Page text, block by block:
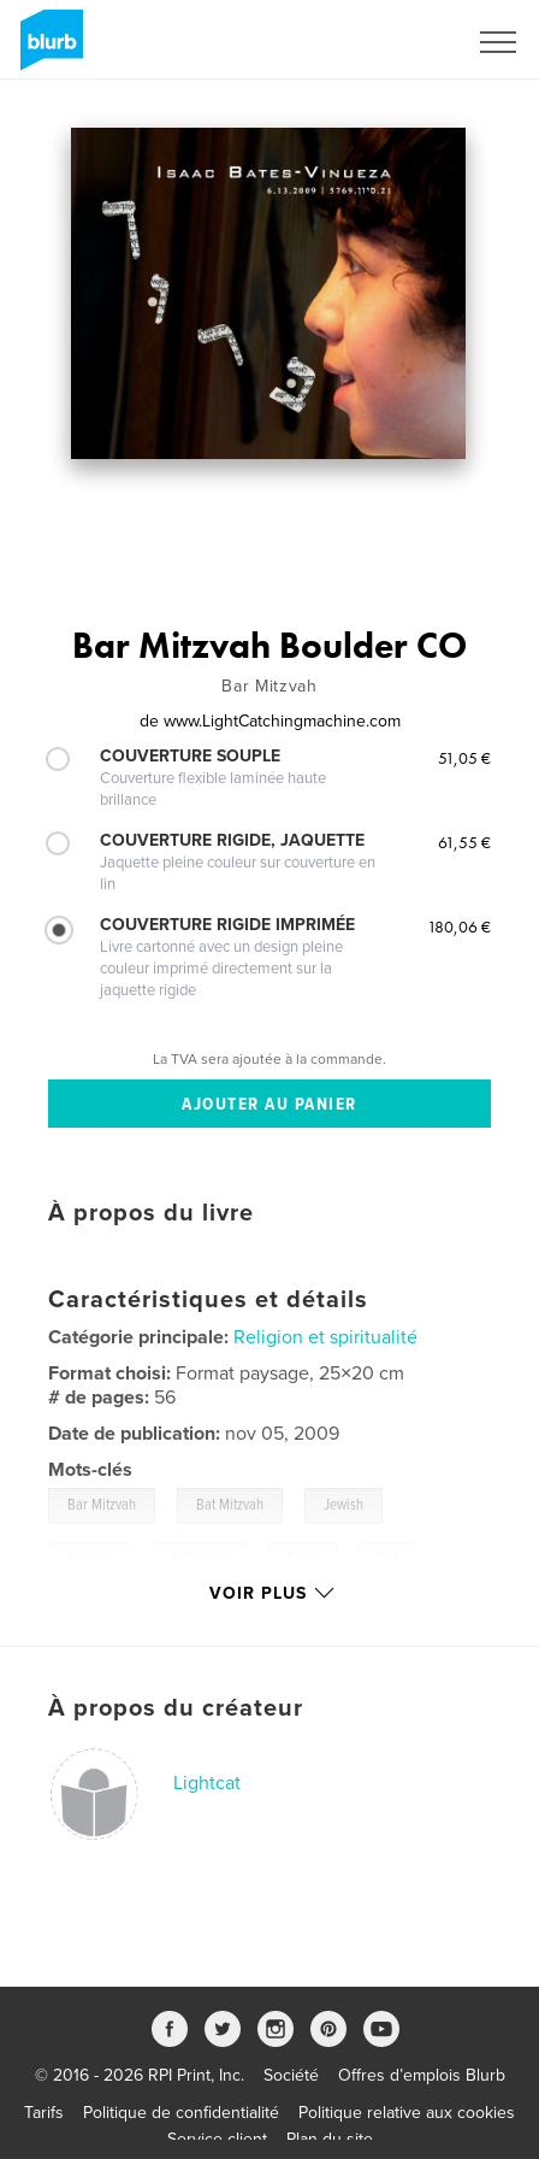
Bar Mitzvah Boulder CO
Bar Mitzvah
de www.LightCatchingmachine.com
COUVERTURE SOUPLE
Couverture flexible laminée haute
brillance
51,05 €
COUVERTURE RIGIDE, JAQUETTE
Jaquette pleine couleur sur couverture en
lin
61,55 €
COUVERTURE RIGIDE IMPRIMÉE
Livre cartonné avec un design pleine
couleur imprimé directement sur la
jaquette rigide
180,06 €
La TVA sera ajoutée à la commande.
À propos du livre
Caractéristiques et détails
Catégorie principale: Religion et spiritualité
Format choisi: Format paysage, 25×20 cm
# de pages: 56
Date de publication: nov 05, 2009
Mots-clés
Bar Mitzvah Bat Mitzvah Jewish
VOIR PLUS
À propos du créateur
Lightcat
© 2016 - 2026 RPI Print, Inc. Société
Offres d’emplois Blurb
Tarifs
Politique de confidentialité
Politique relative aux cookies
Service client
Plan du site